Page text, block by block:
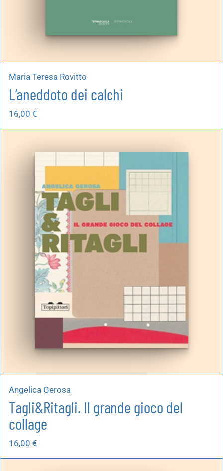
Maria Teresa Rovitto
L’aneddoto dei calchi
16,00 €
Angelica Gerosa
Tagli&Ritagli. Il grande gioco del
collage
16,00 €